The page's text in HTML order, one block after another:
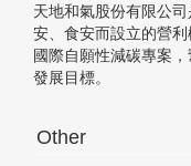
天地和氣股份有限公
安、食安而設立的營
國際自願性減碳專案
發展目標。
Other